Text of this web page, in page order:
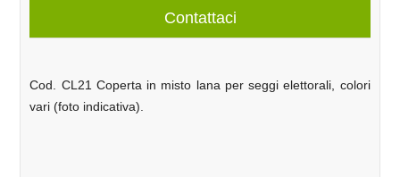
Contattaci
Cod. CL21 Coperta in misto lana per seggi elettorali, colori
vari (foto indicativa).